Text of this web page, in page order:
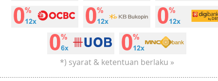
*) syarat & ketentuan berlaku »